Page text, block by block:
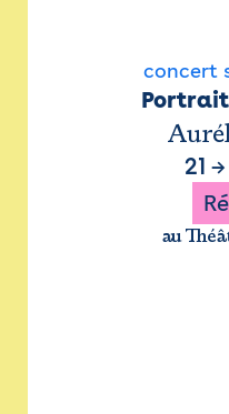
concert
21 →
au